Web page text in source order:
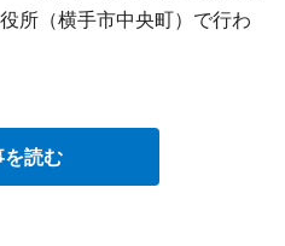
所（横手市中央町）で行わ
を読む